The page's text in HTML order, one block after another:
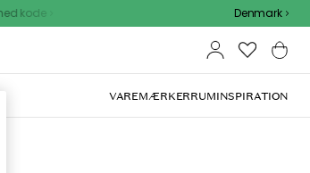
kode Denmark
VAREMÆRKERRUMINSPIRATION